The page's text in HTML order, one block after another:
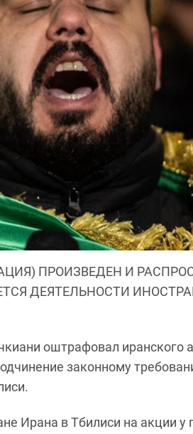
ПРОИЗВЕДЕН И
ДЕЯТЕЛЬНОСТИ
оштрафовал иранского
законному
Ирана в Тбилиси на акции у